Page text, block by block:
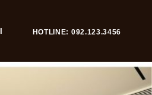
HOTLINE: 092.123.3456